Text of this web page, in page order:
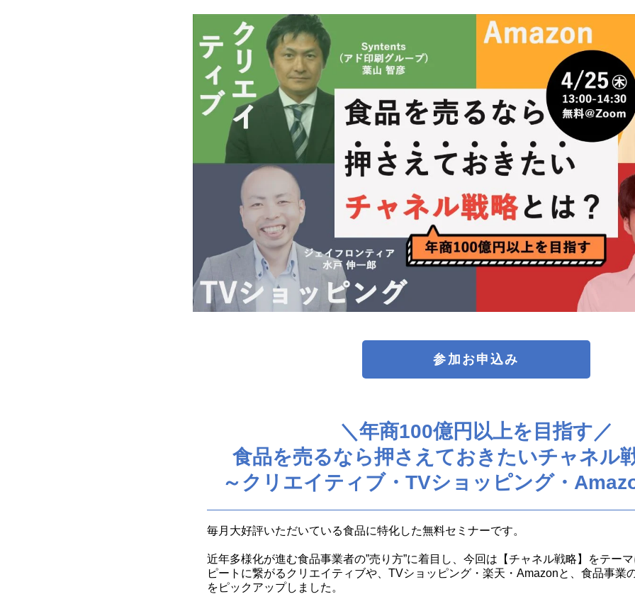
参加お申込み
＼年商100億円以上を目指す／
食品を売るなら押さえておきたいチャネル
～クリエイティブ・TVショッピング・
毎月大好評いただいている食品に特化した無料セミナーです。
近年多様化が進む食品事業者の”売り方”に着目し、今回は【チャネル戦略】をテー
ピートに繋がるクリエイティブや、TVショッピング・楽天・Amazonと、食品事業
をピックアップしました。